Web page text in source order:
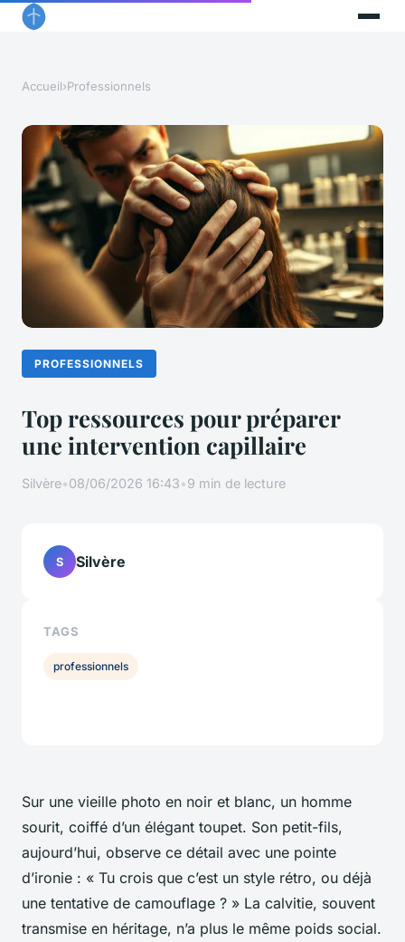
Accueil›Professionnels
PROFESSIONNELS
Top ressources pour préparer
une intervention capillaire
Silvère•08/06/2026 16:43•9 min de lecture
Sur une vieille photo en noir et blanc, un homme
sourit, coiffé d’un élégant toupet. Son petit-fils,
aujourd’hui, observe ce détail avec une pointe
d’ironie : « Tu crois que c’est un style rétro, ou déjà
une tentative de camouflage ? » La calvitie, souvent
transmise en héritage, n’a plus le même poids social.
S Silvère
TAGS
professionnels